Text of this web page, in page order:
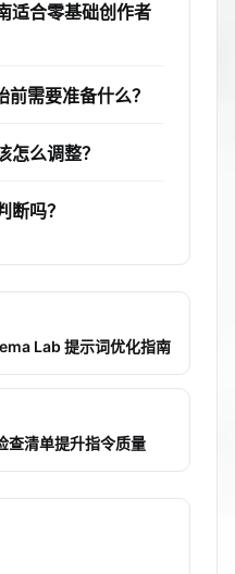
适合零基础创作者
需要准备什么？
怎么调整？
断吗？
Lab 提示词优化指南
查清单提升指令质量